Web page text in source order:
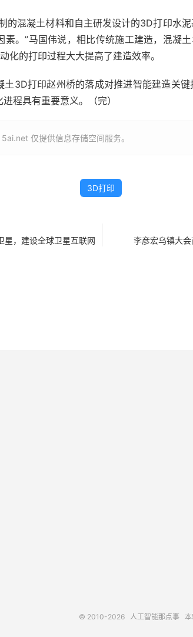
的混凝土材料和自主研发设计的3D打印水
素。”马国伟说，相比传统施工建造，混凝
化的打印过程大大提高了建造效率。
土3D打印赵州桥的落成对推进智能建造关
程具有重要意义。（完）
仅提供信息存储空间服务。
3D打印
，建设全球卫星互联网 李彦宏乌镇大
© 2010-2026 人工智能那点事 本